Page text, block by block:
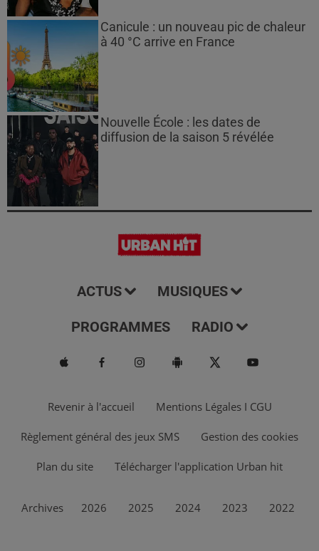
Canicule : un nouveau pic de chaleur
à 40 °C arrive en France
Nouvelle École : les dates de
diffusion de la saison 5 révélée
ACTUS MUSIQUES
PROGRAMMES RADIO
Revenir à l'accueil Mentions Légales I CGU
Règlement général des jeux SMS Gestion des cookies
Plan du site Télécharger l'application Urban hit
Archives 2026 2025 2024 2023 2022